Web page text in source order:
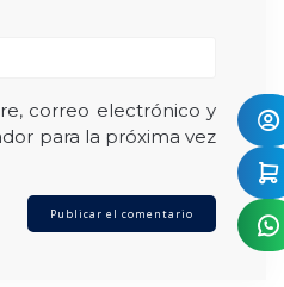
correo electrónico y
para la próxima vez